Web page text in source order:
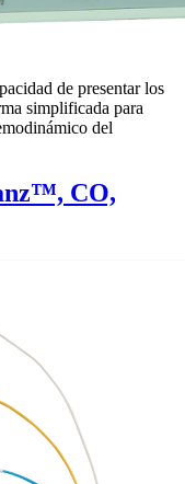
de presentar los
simplificada para
del
CO,